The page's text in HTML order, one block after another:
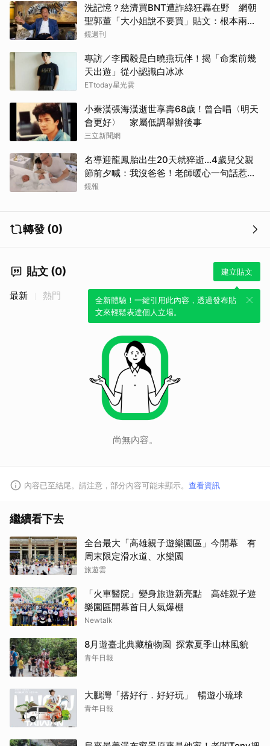
洗記憶？慈濟買BNT遭詐綠狂轟在野 網朝
聖郭董「大小姐說不要買」貼文：根本兩碼
事
鏡週刊
專訪／李國毅是白曉燕玩伴！揭「命案前幾
天出遊」從小認識白冰冰
ETtoday星光雲
小秦漢張海漢逝世享壽68歲！曾合唱〈明天
會更好〉 家屬低調舉辦後事
三立新聞網
名導迎龍鳳胎出生20天就猝逝...4歲兒父親
節前夕喊：我沒爸爸！老師暖心一句話惹哭
遺孀
鏡報
轉發 (0)
貼文 (0) 建立貼文
全新體驗！一鍵引用此內容，透過發布貼
文來輕鬆表達個人立場。
最新 熱門
尚無內容。
內容已至結尾。請注意，部分內容可能未顯示。 查看資訊
繼續看下去
全台最大「高雄親子遊樂園區」今開幕 有
周末限定滑水道、水樂園
旅遊雲
「火車醫院」變身旅遊新亮點 高雄親子遊
樂園區開幕首日人氣爆棚
Newtalk
8月遊臺北典藏植物園 探索夏季山林風貌
青年日報
大鵬灣「搭好行．好好玩」 暢遊小琉球
青年日報